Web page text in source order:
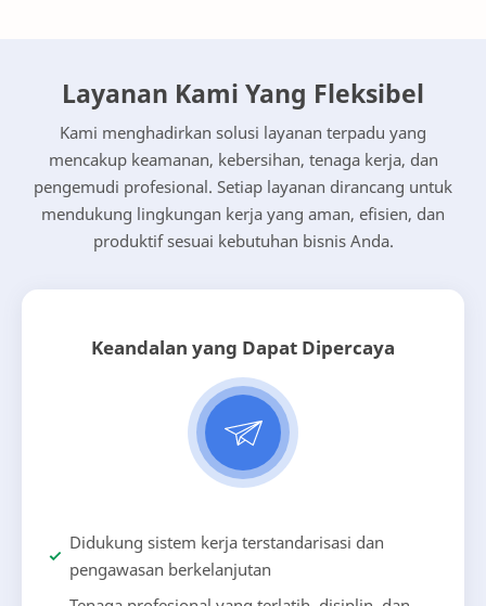
Layanan Kami Yang Fleksibel
Kami menghadirkan solusi layanan terpadu yang
mencakup keamanan, kebersihan, tenaga kerja, dan
pengemudi profesional. Setiap layanan dirancang untuk
mendukung lingkungan kerja yang aman, efisien, dan
produktif sesuai kebutuhan bisnis Anda.
Keandalan yang Dapat Dipercaya
Didukung sistem kerja terstandarisasi dan
pengawasan berkelanjutan